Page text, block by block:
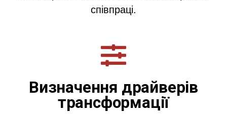
співпраці.
Визначення драйверів
трансформації